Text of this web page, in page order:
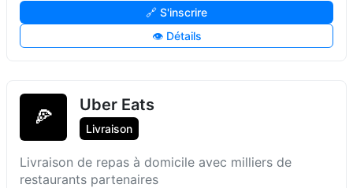
🔗 S'inscrire
👁️ Détails
🍕
Uber Eats
Livraison
Livraison de repas à domicile avec milliers de
restaurants partenaires